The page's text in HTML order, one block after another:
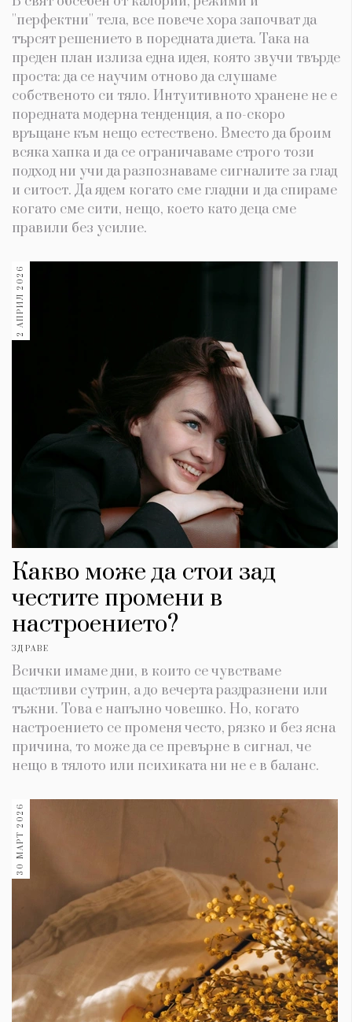
''перфектни'' тела, все повече хора започват да
търсят решението в поредната диета. Така на
преден план излиза една идея, която звучи твърде
проста: да се научим отново да слушаме
собственото си тяло. Интуитивното хранене не е
поредната модерна тенденция, а по-скоро
връщане към нещо естествено. Вместо да броим
всяка хапка и да се ограничаваме строго този
подход ни учи да разпознаваме сигналите за глад
и ситост. Да ядем когато сме гладни и да спираме
когато сме сити, нещо, което като деца сме
правили без усилие.
2 АПРИЛ 2026
Какво може да стои зад
честите промени в
настроението?
ЗДРАВЕ
Всички имаме дни, в които се чувстваме
щастливи сутрин, а до вечерта раздразнени или
тъжни. Това е напълно човешко. Но, когато
настроението се променя често, рязко и без ясна
причина, то може да се превърне в сигнал, че
нещо в тялото или психиката ни не е в баланс.
30 МАРТ 2026